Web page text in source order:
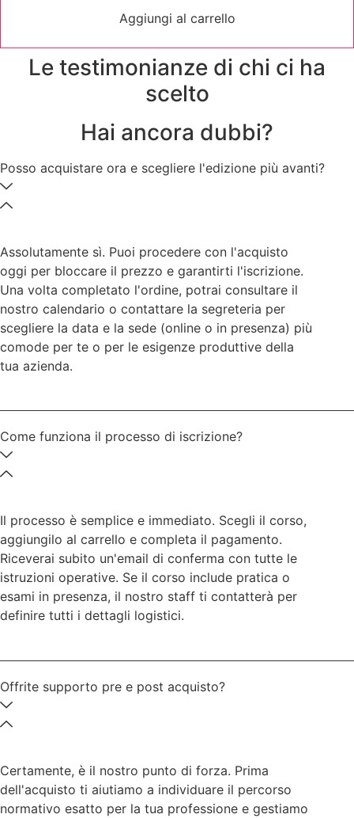
3.050,00 €.2.196,00 €.
Aggiungi al carrello
Le testimonianze di chi ci ha
scelto
Hai ancora dubbi?
Posso acquistare ora e scegliere l'edizione più avanti?
Assolutamente sì. Puoi procedere con l'acquisto
oggi per bloccare il prezzo e garantirti l'iscrizione.
Una volta completato l'ordine, potrai consultare il
nostro calendario o contattare la segreteria per
scegliere la data e la sede (online o in presenza) più
comode per te o per le esigenze produttive della
tua azienda.
Come funziona il processo di iscrizione?
Il processo è semplice e immediato. Scegli il corso,
aggiungilo al carrello e completa il pagamento.
Riceverai subito un'email di conferma con tutte le
istruzioni operative. Se il corso include pratica o
esami in presenza, il nostro staff ti contatterà per
definire tutti i dettagli logistici.
Offrite supporto pre e post acquisto?
Certamente, è il nostro punto di forza. Prima
dell'acquisto ti aiutiamo a individuare il percorso
normativo esatto per la tua professione e gestiamo